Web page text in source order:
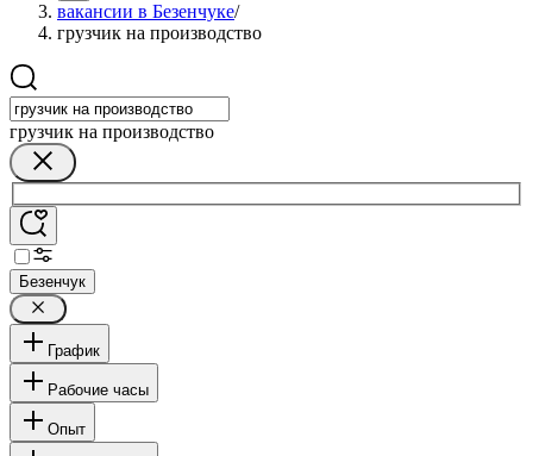
вакансии в Безенчуке/
грузчик на производство
грузчик на производство
Безенчук
График
Рабочие часы
Опыт